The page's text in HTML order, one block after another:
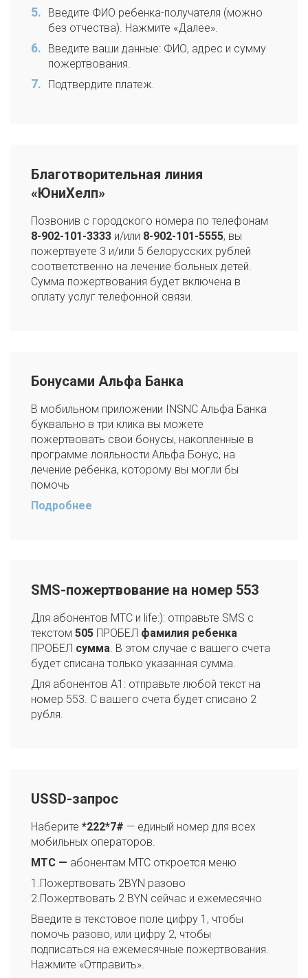
Введите ФИО ребенка-получателя (можно
без отчества). Нажмите «Далее».
Введите ваши данные: ФИО, адрес и сумму
пожертвования.
Подтвердите платеж.
Благотворительная линия
«ЮниХелп»
Позвонив с городского номера по телефонам
8-902-101-3333 и/или 8-902-101-5555, вы
пожертвуете 3 и/или 5 белорусских рублей
соответственно на лечение больных детей.
Сумма пожертвования будет включена в
оплату услуг телефонной связи.
Бонусами Альфа Банка
В мобильном приложении INSNC Альфа Банка
буквально в три клика вы можете
пожертвовать свои бонусы, накопленные в
программе лояльности Альфа Бонус, на
лечение ребенка, которому вы могли бы
помочь
Подробнее
SMS-пожертвование на номер 553
Для абонентов МТС и life:): отправьте SMS с
текстом 505 ПРОБЕЛ фамилия ребенка
ПРОБЕЛ сумма. В этом случае с вашего счета
будет списана только указанная сумма.
Для абонентов А1: отправьте любой текст на
номер 553. С вашего счета будет списано 2
рубля.
USSD-запрос
Наберите *222*7# — единый номер для всех
мобильных операторов.
МТС — абонентам МТС откроется меню
1.Пожертвовать 2BYN разово
2.Пожертвовать 2 BYN сейчас и ежемесячно
Введите в текстовое поле цифру 1, чтобы
помочь разово, или цифру 2, чтобы
подписаться на ежемесячные пожертвования.
Нажмите «Отправить».